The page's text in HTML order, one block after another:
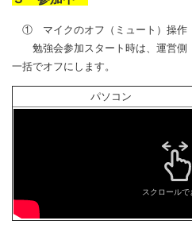
① マイクのオフ（ミュート）操作
勉強会参加スタート時は、運営側
一括でオフにします。
パソコン
スクロールで